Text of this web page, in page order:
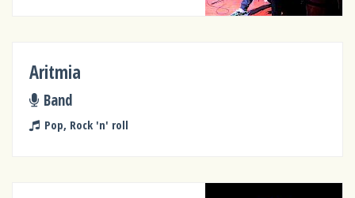
Aritmia
Band
Pop, Rock 'n' roll